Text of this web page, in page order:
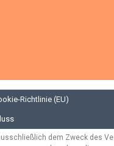
Richtlinie (EU)